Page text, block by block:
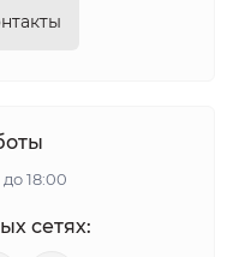
18:00
сетях: